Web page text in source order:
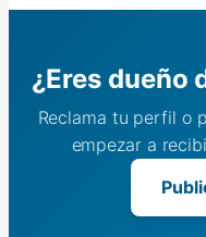
¿Eres dueño
Reclama tu perfil o
empezar a